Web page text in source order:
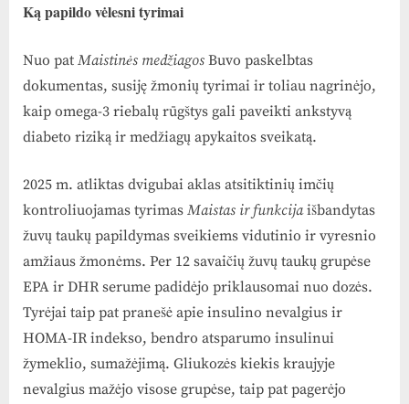
Ką papildo vėlesni tyrimai
Nuo pat Maistinės medžiagos Buvo paskelbtas
dokumentas, susiję žmonių tyrimai ir toliau nagrinėjo,
kaip omega-3 riebalų rūgštys gali paveikti ankstyvą
diabeto riziką ir medžiagų apykaitos sveikatą.
2025 m. atliktas dvigubai aklas atsitiktinių imčių
kontroliuojamas tyrimas Maistas ir funkcijaišbandytas
žuvų taukų papildymas sveikiems vidutinio ir vyresnio
amžiaus žmonėms. Per 12 savaičių žuvų taukų grupėse
EPA ir DHR serume padidėjo priklausomai nuo dozės.
Tyrėjai taip pat pranešė apie insulino nevalgius ir
HOMA-IR indekso, bendro atsparumo insulinui
žymeklio, sumažėjimą. Gliukozės kiekis kraujyje
nevalgius mažėjo visose grupėse, taip pat pagerėjo